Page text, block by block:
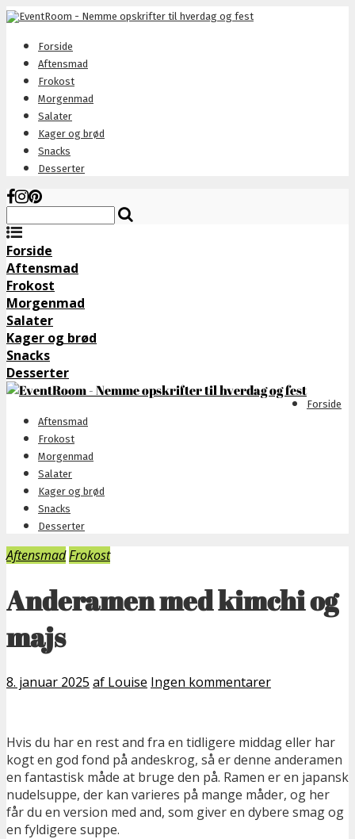
Forside
Aftensmad
Frokost
Morgenmad
Salater
Kager og brød
Snacks
Desserter
Forside
Aftensmad
Frokost
Morgenmad
Salater
Kager og brød
Snacks
Desserter
Forside
Aftensmad
Frokost
Morgenmad
Salater
Kager og brød
Snacks
Desserter
AftensmadFrokost
Anderamen med kimchi og
majs
8. januar 2025 af Louise Ingen kommentarer
Hvis du har en rest and fra en tidligere middag eller har
kogt en god fond på andeskrog, så er denne anderamen
en fantastisk måde at bruge den på. Ramen er en japansk
nudelsuppe, der kan varieres på mange måder, og her
får du en version med and, som giver en dybere smag og
en fyldigere suppe.